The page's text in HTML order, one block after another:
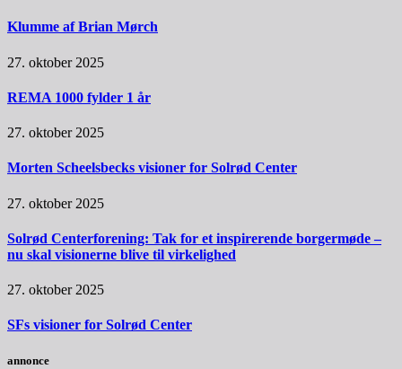
Klumme af Brian Mørch
27. oktober 2025
REMA 1000 fylder 1 år
27. oktober 2025
Morten Scheelsbecks visioner for Solrød Center
27. oktober 2025
Solrød Centerforening: Tak for et inspirerende borgermøde –
nu skal visionerne blive til virkelighed
27. oktober 2025
SFs visioner for Solrød Center
annonce